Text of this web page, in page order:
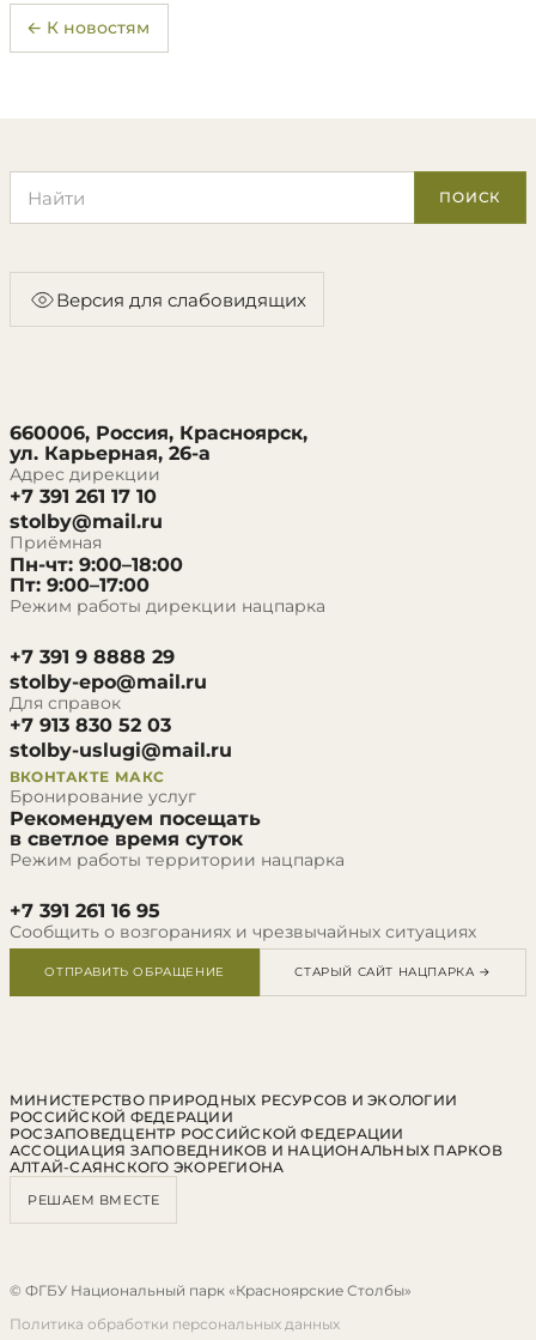
← К новостям
ПОИСК
Версия для слабовидящих
660006, Россия, Красноярск,
ул. Карьерная, 26-а
Адрес дирекции
+7 391 261 17 10
stolby@mail.ru
Приёмная
Пн-чт: 9:00–18:00
Пт: 9:00–17:00
Режим работы дирекции нацпарка
+7 391 9 8888 29
stolby-epo@mail.ru
Для справок
+7 913 830 52 03
stolby-uslugi@mail.ru
ВКОНТАКТЕ МАКС
Бронирование услуг
Рекомендуем посещать
в светлое время суток
Режим работы территории нацпарка
+7 391 261 16 95
Сообщить о возгораниях и чрезвычайных ситуациях
ОТПРАВИТЬ ОБРАЩЕНИЕ СТАРЫЙ САЙТ НАЦПАРКА →
МИНИСТЕРСТВО ПРИРОДНЫХ РЕСУРСОВ И ЭКОЛОГИИ
РОССИЙСКОЙ ФЕДЕРАЦИИ
РОСЗАПОВЕДЦЕНТР РОССИЙСКОЙ ФЕДЕРАЦИИ
АССОЦИАЦИЯ ЗАПОВЕДНИКОВ И НАЦИОНАЛЬНЫХ ПАРКОВ
АЛТАЙ-САЯНСКОГО ЭКОРЕГИОНА
РЕШАЕМ ВМЕСТЕ
© ФГБУ Национальный парк «Красноярские Столбы»
Политика обработки персональных данных